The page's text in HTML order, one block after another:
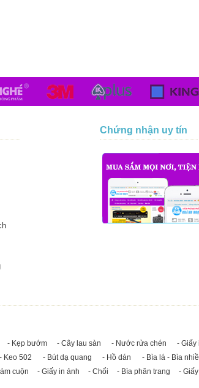
Chứng nhận uy tín
- Kẹp bướm - Cây lau sàn - Nước rửa chén - Giấy
- Keo 502 - Bút dạ quang - Hồ dán - Bìa lá - Bìa
cuộn - Giấy in ảnh - Chổi - Bìa phân trang -